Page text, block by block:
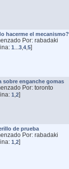
hacerme el mecanismo?
Por: rabadaki
1...3,4,5]
sobre enganche gomas
Por: toronto
1,2]
de prueba
Por: rabadaki
1,2]